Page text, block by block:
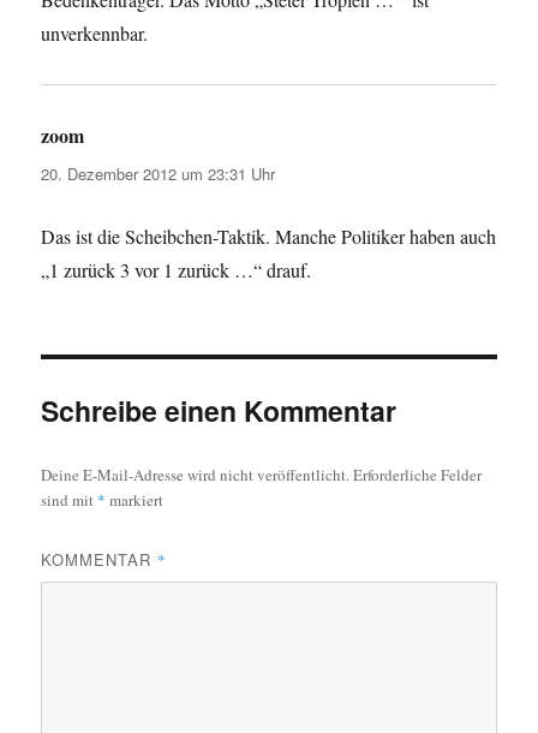
unverkennbar.
zoom
20. Dezember 2012 um 23:31 Uhr
Das ist die Scheibchen-Taktik. Manche Politiker haben auch
„1 zurück 3 vor 1 zurück …“ drauf.
Schreibe einen Kommentar
Deine E-Mail-Adresse wird nicht veröffentlicht.Erforderliche Felder
sind mit * markiert
KOMMENTAR *